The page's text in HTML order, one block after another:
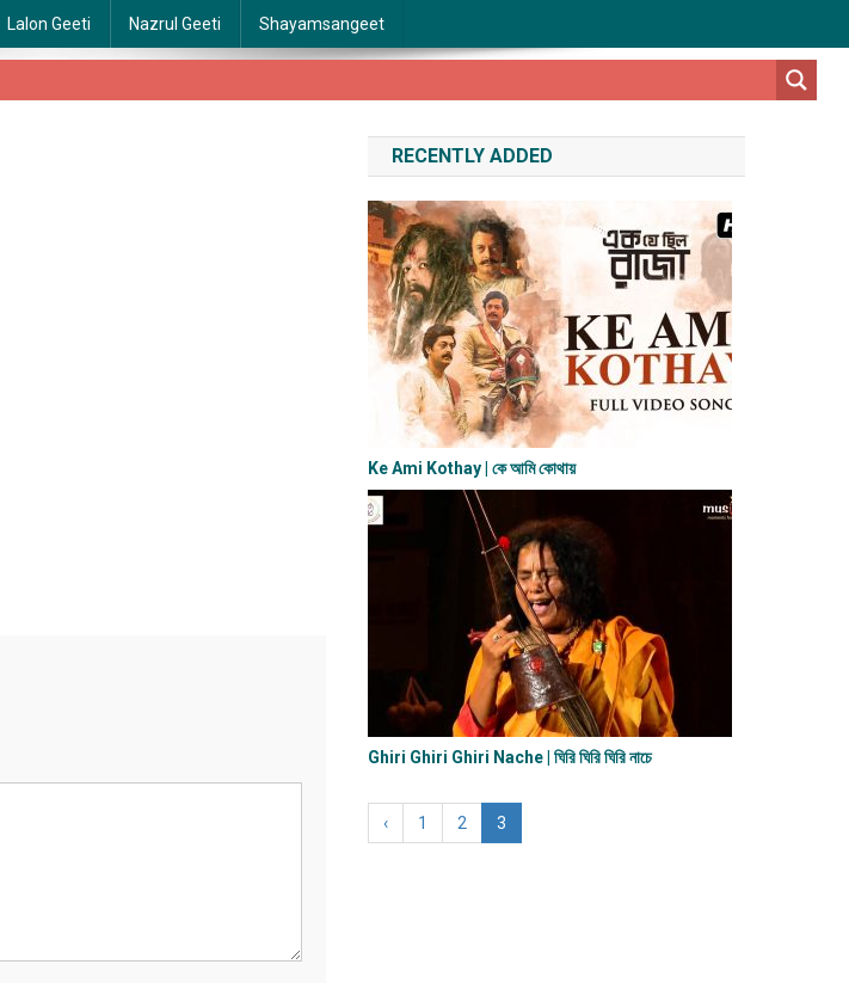
Lalon Geeti Nazrul Geeti Shayamsangeet
RECENTLY ADDED
Ke Ami Kothay | কে আমি কোথায়
Ghiri Ghiri Ghiri Nache | ঘিরি ঘিরি ঘিরি নাচে
‹ 1 2 3